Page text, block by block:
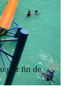
por fin de